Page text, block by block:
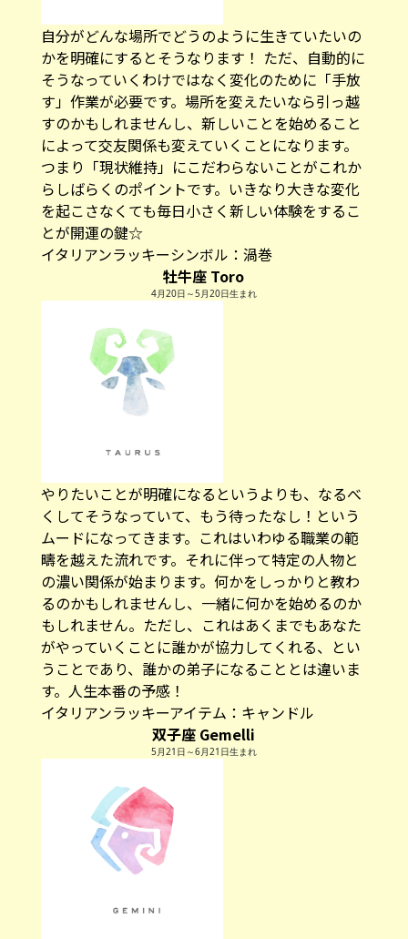
自分がどんな場所でどうのように生きていたいの
かを明確にするとそうなります！ ただ、自動的に
そうなっていくわけではなく変化のために「手放
す」作業が必要です。場所を変えたいなら引っ越
すのかもしれませんし、新しいことを始めること
によって交友関係も変えていくことになります。
つまり「現状維持」にこだわらないことがこれか
らしばらくのポイントです。いきなり大きな変化
を起こさなくても毎日小さく新しい体験をするこ
とが開運の鍵☆
イタリアンラッキーシンボル： 渦巻
牡牛座 Toro
4月20日～5月20日生まれ
やりたいことが明確になるというよりも、なるべ
くしてそうなっていて、もう待ったなし！という
ムードになってきます。これはいわゆる職業の範
疇を越えた流れです。それに伴って特定の人物と
の濃い関係が始まります。何かをしっかりと教わ
るのかもしれませんし、一緒に何かを始めるのか
もしれません。ただし、これはあくまでもあなた
がやっていくことに誰かが協力してくれる、とい
うことであり、誰かの弟子になることとは違いま
す。人生本番の予感！
イタリアンラッキーアイテム： キャンドル
双子座 Gemelli
5月21日～6月21日生まれ